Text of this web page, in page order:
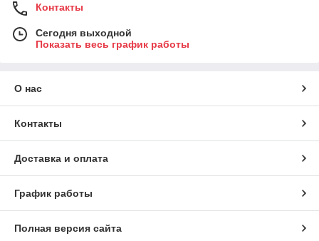
Контакты
Сегодня выходной
Показать весь график работы
О нас
Контакты
Доставка и оплата
График работы
Полная версия сайта